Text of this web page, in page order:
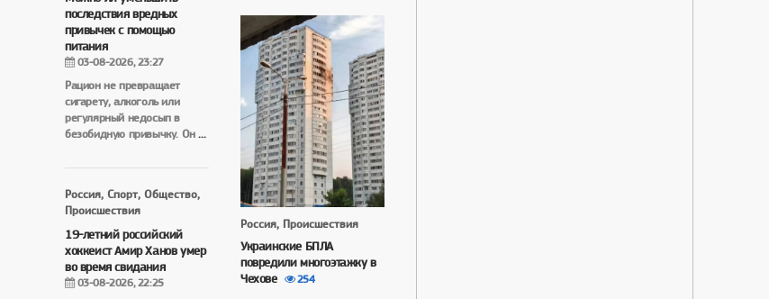
последствия вредных
привычек с помощью
питания
03-08-2026, 23:27
Рацион не превращает
сигарету, алкоголь или
регулярный недосып в
безобидную привычку. Он...
Россия, Спорт, Общество,
Происшествия
19-летний российский
хоккеист Амир Ханов умер
во время свидания
03-08-2026, 22:25
Россия, Происшествия
Украинские БПЛА
повредили многоэтажку в
Чехове
254